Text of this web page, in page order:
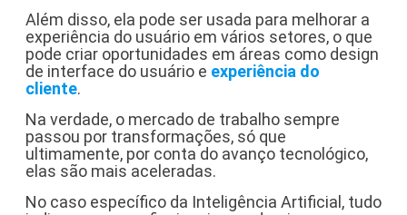
Além disso, ela pode ser usada para melhorar a
experiência do usuário em vários setores, o que
pode criar oportunidades em áreas como design
de interface do usuário e experiência do
cliente.
Na verdade, o mercado de trabalho sempre
passou por transformações, só que
ultimamente, por conta do avanço tecnológico,
elas são mais aceleradas.
No caso específico da Inteligência Artificial, tudo